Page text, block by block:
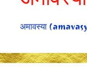
अमावस्या